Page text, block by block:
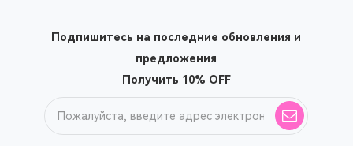
Подпишитесь на последние обновления и
предложения
Получить 10% OFF